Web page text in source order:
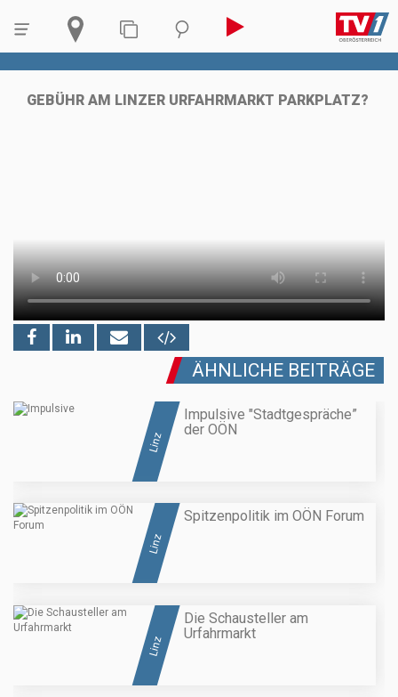
GEBÜHR AM LINZER URFAHRMARKT PARKPLATZ?
ÄHNLICHE BEITRÄGE
Linz
Impulsive "Stadtgespräche”
der OÖN
Linz
Spitzenpolitik im OÖN Forum
Linz
Die Schausteller am
Urfahrmarkt